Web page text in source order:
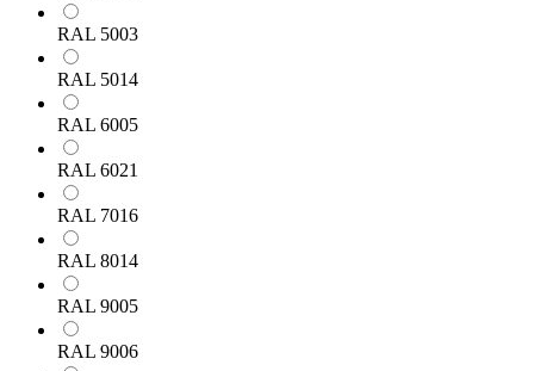
RAL 5003
RAL 5014
RAL 6005
RAL 6021
RAL 7016
RAL 8014
RAL 9005
RAL 9006